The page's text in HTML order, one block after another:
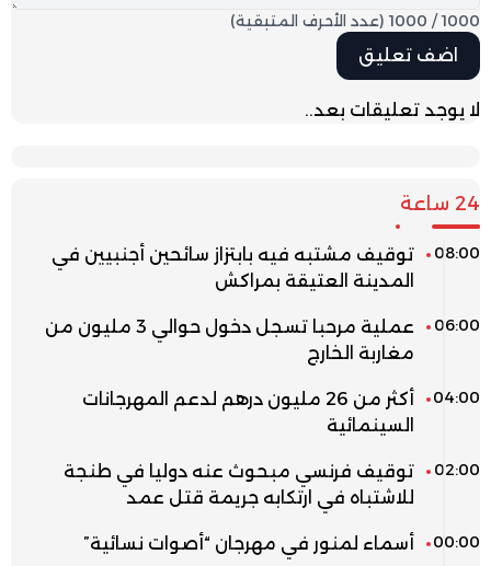
1000
/
1000 (عدد الأحرف المتبقية)
لا يوجد تعليقات بعد..
24 ساعة
08:00
توقيف مشتبه فيه بابتزاز سائحين أجنبيين في
المدينة العتيقة بمراكش
06:00
عملية مرحبا تسجل دخول حوالي 3 مليون من
مغاربة الخارج
04:00
أكثر من 26 مليون درهم لدعم المهرجانات
السينمائية
02:00
توقيف فرنسي مبحوث عنه دوليا في طنجة
للاشتباه في ارتكابه جريمة قتل عمد
00:00 أسماء لمنور في مهرجان “أصوات نسائية”